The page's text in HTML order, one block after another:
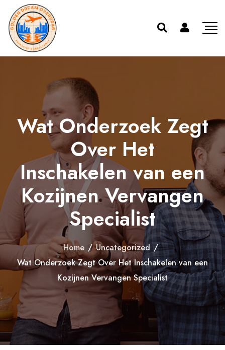
Wat Onderzoek Zegt
Over Het
Inschakelen van een
Kozijnen Vervangen
Specialist
Home / Uncategorized /
Wat Onderzoek Zegt Over Het Inschakelen van een
Kozijnen Vervangen Specialist